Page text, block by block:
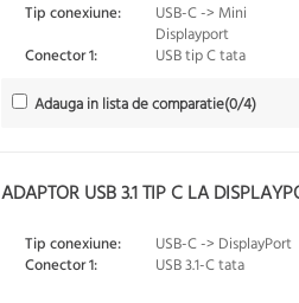
Tip conexiune:
USB-C -> Mini
Displayport
Conector 1:
USB tip C tata
Adauga in lista de comparatie(0/4)
ADAPTOR USB 3.1 TIP C LA
Tip conexiune:
USB-C -> DisplayPort
Conector 1:
USB 3.1-C tata